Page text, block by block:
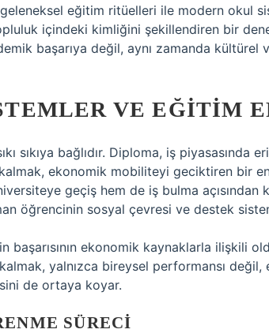
eğitim ritüelleri ile modern okul
içindeki kimliğini şekillendiren bir
başarıya değil, aynı zamanda
VE EĞITIM
sıkıya bağlıdır. Diploma, iş piyasasında
ekonomik mobiliteyi geciktiren bir
geçiş hem de iş bulma
öğrencinin sosyal çevresi ve destek
başarısının ekonomik kaynaklarla ilişkili
yalnızca bireysel performansı
de ortaya koyar.
SÜRECI